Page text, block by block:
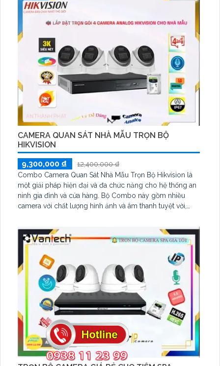
hơn bao giờ hết, giúp bạn dễ dàng kiểm soát tình hình
CAMERA QUAN SÁT NHÀ MẪU TRỌN BỘ
HIKVISION
9,300,000 ₫
12,400,000 ₫
Combo Camera Quan Sát Nhà Mẫu Trọn Bộ Hikvision là
một giải pháp hiện đại và đa chức năng cho hệ thống an
ninh gia đình và cửa hàng. Bộ Combo này gồm nhiều
camera với chất lượng hình ảnh và âm thanh tuyệt vời,
sát mọi góc nhìn trong căn nhà mẫu hay cửa hàng của
bạn một cách hiệu quả